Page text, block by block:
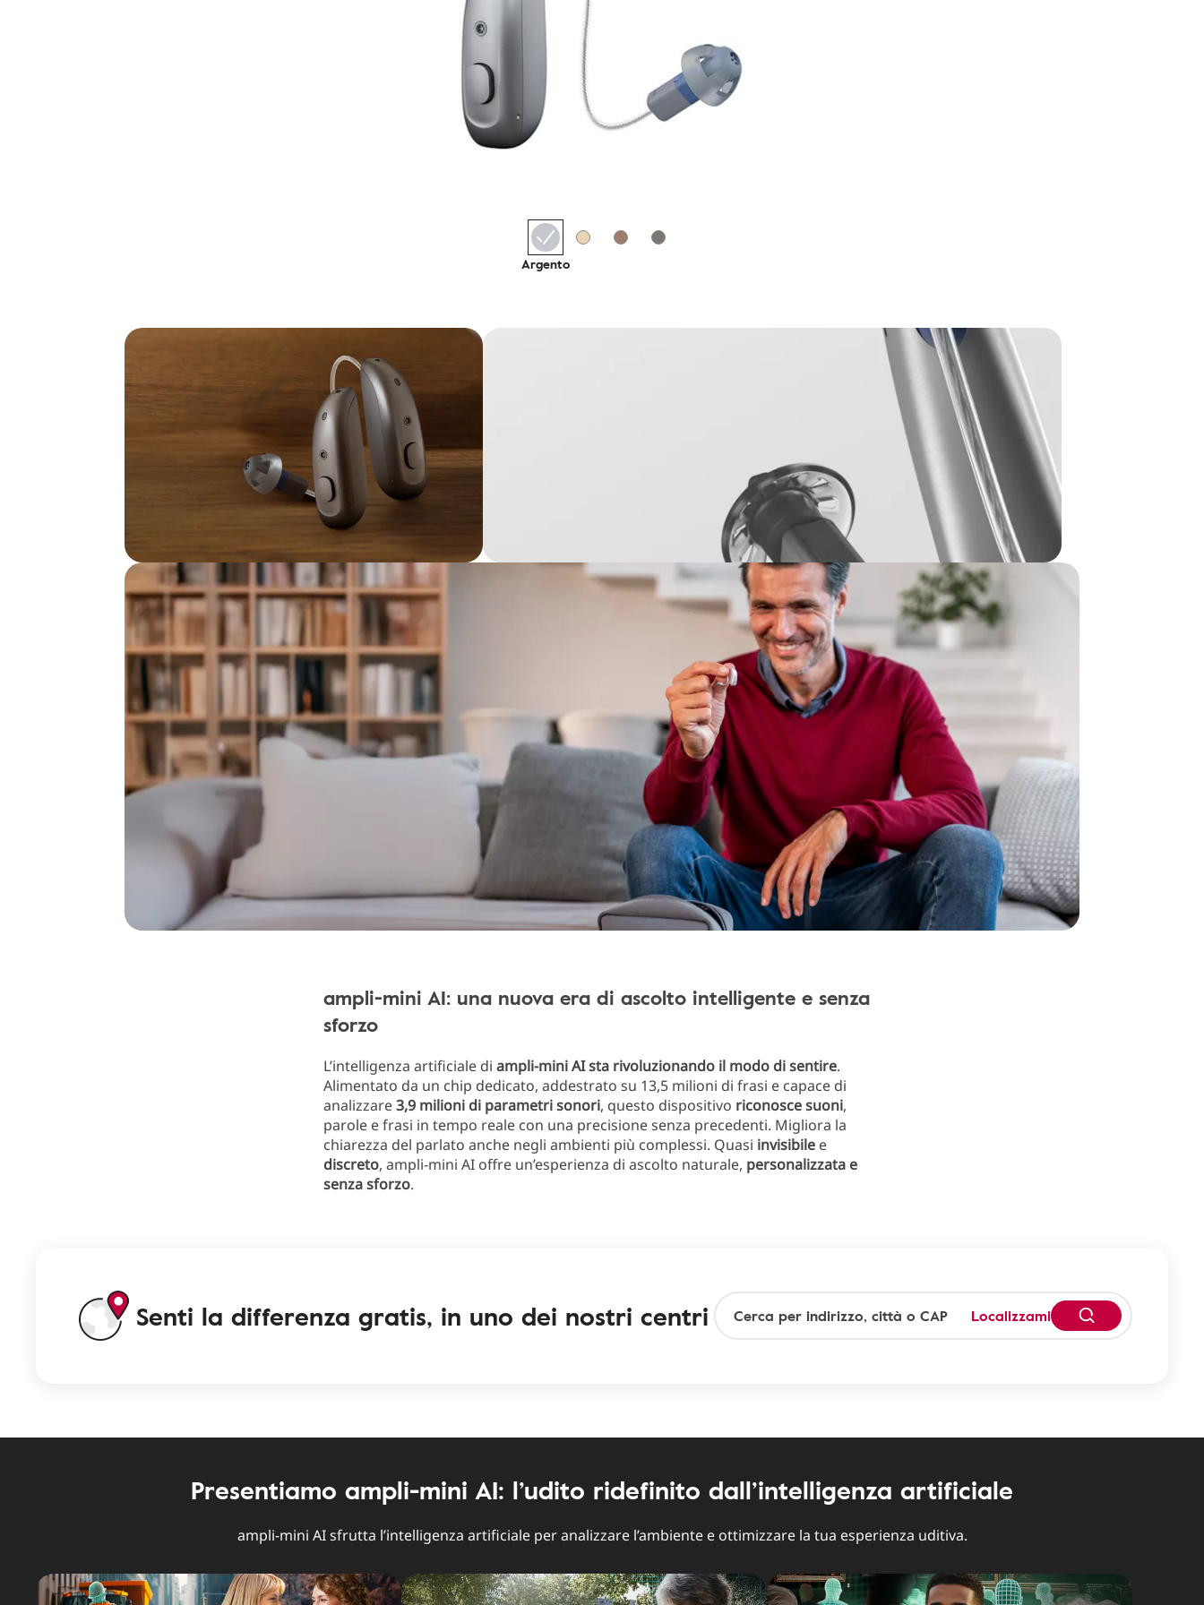
Argento
ampli-mini AI: una nuova era di ascolto intelligente e senza
sforzo
L’intelligenza artificiale di ampli-mini AI sta rivoluzionando il modo di sentire.
Alimentato da un chip dedicato, addestrato su 13,5 milioni di frasi e capace di
analizzare3,9 milioni di parametri sonori, questo dispositivo riconoscesuoni,
parole e frasi in tempo reale con una precisione senza precedenti. Migliora la
chiarezza del parlato anche negli ambienti più complessi. Quasi invisibile e
discreto, ampli-mini AI offre un’esperienza di ascolto naturale, personalizzata e
senza sforzo.
Senti la differenza gratis, in uno dei nostri centri Localizzami
Presentiamo ampli-mini AI: l’udito ridefinito dall’intelligenza artificiale
ampli-mini AI sfrutta l’intelligenza artificiale per analizzare l’ambiente e ottimizzare la tua esperienza uditiva.